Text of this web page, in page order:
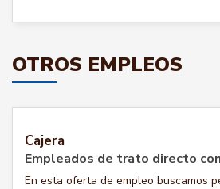
OTROS EMPLEOS
Cajera
Empleados de trato directo
En esta oferta de empleo buscamos